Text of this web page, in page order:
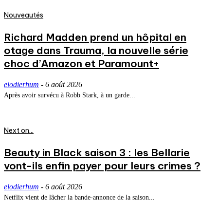
Nouveautés
Richard Madden prend un hôpital en
otage dans Trauma, la nouvelle série
choc d’Amazon et Paramount+
elodierhum - 6 août 2026
Après avoir survécu à Robb Stark, à un garde...
Next on...
Beauty in Black saison 3 : les Bellarie
vont-ils enfin payer pour leurs crimes ?
elodierhum - 6 août 2026
Netflix vient de lâcher la bande-annonce de la saison...